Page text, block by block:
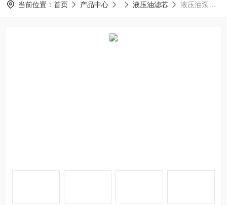
当前位置： 首页 产品中心 液压油滤芯 液压油泵专用油滤芯FPMEF10L10N高效